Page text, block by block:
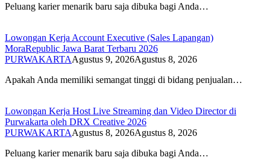
Peluang karier menarik baru saja dibuka bagi Anda…
Lowongan Kerja Account Executive (Sales Lapangan)
MoraRepublic Jawa Barat Terbaru 2026
PURWAKARTAAgustus 9, 2026Agustus 8, 2026
Apakah Anda memiliki semangat tinggi di bidang penjualan…
Lowongan Kerja Host Live Streaming dan Video Director di
Purwakarta oleh DRX Creative 2026
PURWAKARTAAgustus 8, 2026Agustus 8, 2026
Peluang karier menarik baru saja dibuka bagi Anda…